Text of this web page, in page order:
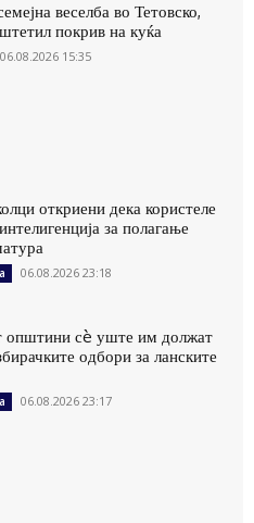
веселба во Тетовско,
покрив на куќа
06.08.2026 15:35
откриени дека користеле
за полагање
06.08.2026 23:18
општини сè уште им должат
одбори за ланските
06.08.2026 23:17